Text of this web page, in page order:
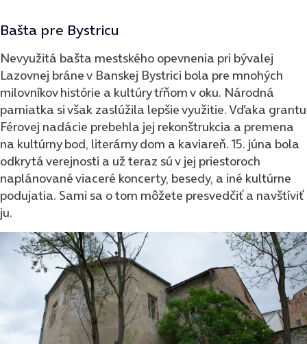
Bašta pre Bystricu
Nevyužitá bašta mestského opevnenia pri bývalej
Lazovnej bráne v Banskej Bystrici bola pre mnohých
milovníkov histórie a kultúry tŕňom v oku. Národná
pamiatka si však zaslúžila lepšie využitie. Vďaka grantu
Férovej nadácie prebehla jej rekonštrukcia a premena
na kultúrny bod, literárny dom a kaviareň. 15. júna bola
odkrytá verejnosti a už teraz sú v jej priestoroch
naplánované viaceré koncerty, besedy, a iné kultúrne
podujatia. Sami sa o tom môžete presvedčiť a navštíviť
ju.